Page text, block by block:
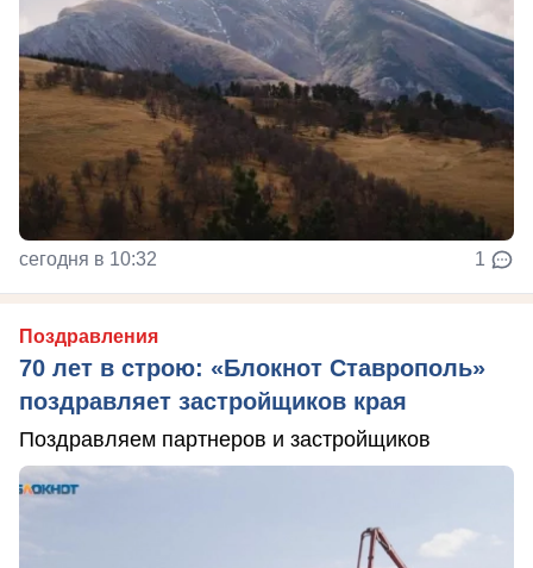
сегодня в 10:32 1
Поздравления
70 лет в строю: «Блокнот Ставрополь»
поздравляет застройщиков края
Поздравляем партнеров и застройщиков